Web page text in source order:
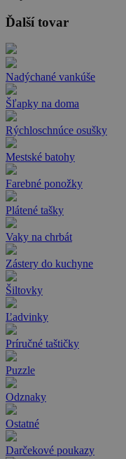
Ďalší tovar
Nadýchané vankúše
Šľapky na doma
Rýchloschnúce osušky
Mestské batohy
Farebné ponožky
Plátené tašky
Vaky na chrbát
Zástery do kuchyne
Šiltovky
Ľadvinky
Príručné taštičky
Puzzle
Odznaky
Ostatné
Darčekové poukazy